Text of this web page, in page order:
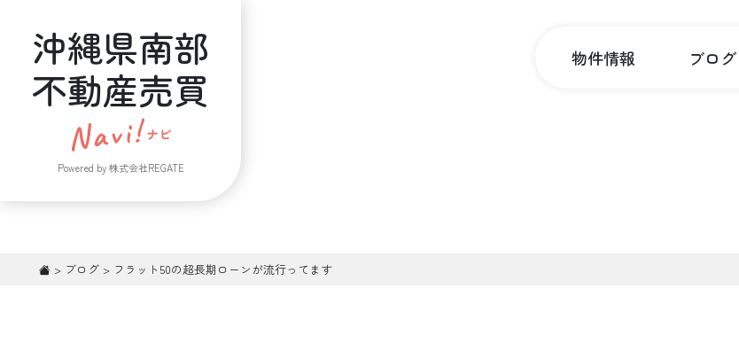
沖縄県南部
不動産売買
Powered by 株式会社REGATE
物件情報 ブログ
> ブログ > フラット50の超長期ローンが流行ってます